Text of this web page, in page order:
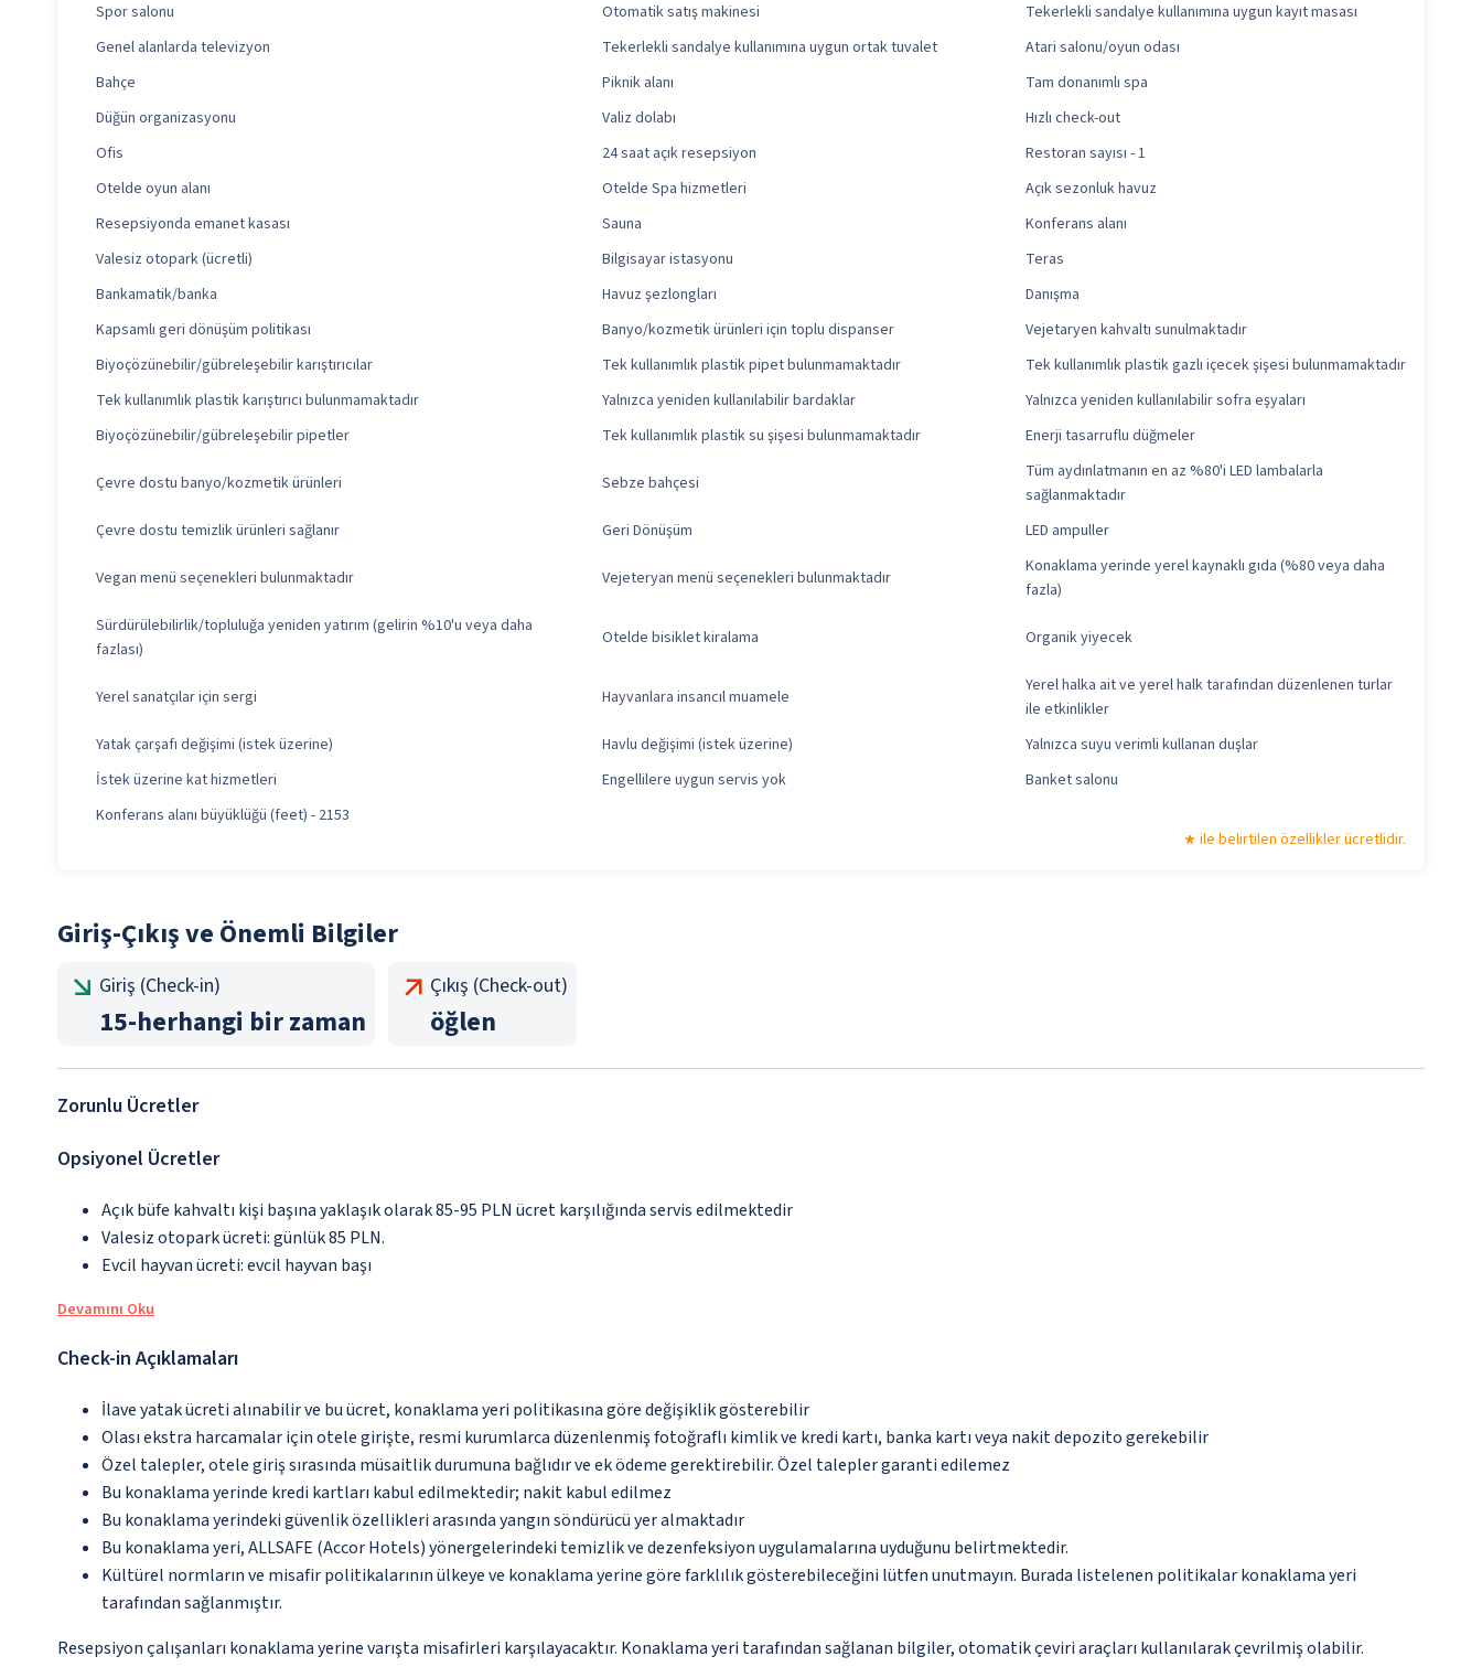
Spor salonu
Otomatik satış makinesi
Tekerlekli sandalye kullanımına uygun kayıt masası
Genel alanlarda televizyon
Tekerlekli sandalye kullanımına uygun ortak tuvalet
Atari salonu/oyun odası
Bahçe
Piknik alanı
Tam donanımlı spa
Düğün organizasyonu
Valiz dolabı
Hızlı check-out
Ofis
24 saat açık resepsiyon
Restoran sayısı - 1
Otelde oyun alanı
Otelde Spa hizmetleri
Açık sezonluk havuz
Resepsiyonda emanet kasası
Sauna
Konferans alanı
Valesiz otopark (ücretli)
Bilgisayar istasyonu
Teras
Bankamatik/banka
Havuz şezlongları
Danışma
Kapsamlı geri dönüşüm politikası
Banyo/kozmetik ürünleri için toplu dispanser
Vejetaryen kahvaltı sunulmaktadır
Biyoçözünebilir/gübreleşebilir karıştırıcılar
Tek kullanımlık plastik pipet bulunmamaktadır
Tek kullanımlık plastik gazlı içecek şişesi bulunmamaktadır
Tek kullanımlık plastik karıştırıcı bulunmamaktadır
Yalnızca yeniden kullanılabilir bardaklar
Yalnızca yeniden kullanılabilir sofra eşyaları
Biyoçözünebilir/gübreleşebilir pipetler
Tek kullanımlık plastik su şişesi bulunmamaktadır Enerji tasarruflu düğmeler
Çevre dostu banyo/kozmetik ürünleri Sebze bahçesi
Tüm aydınlatmanın en az %80'i LED lambalarla
sağlanmaktadır
Çevre dostu temizlik ürünleri sağlanır
Geri Dönüşüm LED ampuller
Vegan menü seçenekleri bulunmaktadır Vejeteryan menü seçenekleri bulunmaktadır
Konaklama yerinde yerel kaynaklı gıda (%80 veya daha
fazla)
Sürdürülebilirlik/topluluğa yeniden yatırım (gelirin %10'u veya daha
fazlası)
Otelde bisiklet kiralama Organik yiyecek
Yerel sanatçılar için sergi Hayvanlara insancıl muamele
Yerel halka ait ve yerel halk tarafından düzenlenen turlar
ile etkinlikler
Yatak çarşafı değişimi (istek üzerine)
Havlu değişimi (istek üzerine)
Yalnızca suyu verimli kullanan duşlar
İstek üzerine kat hizmetleri
Engellilere uygun servis yok
Banket salonu
Konferans alanı büyüklüğü (feet) - 2153
ile belirtilen özellikler ücretlidir.
Giriş-Çıkış ve Önemli Bilgiler
Giriş (Check-in)
15-herhangi bir zaman
Çıkış (Check-out)
öğlen
Zorunlu Ücretler
Opsiyonel Ücretler
Açık büfe kahvaltı kişi başına yaklaşık olarak 85-95 PLN ücret karşılığında servis edilmektedir
Valesiz otopark ücreti: günlük 85 PLN.
Evcil hayvan ücreti: evcil hayvan başı
Devamını Oku
Check-in Açıklamaları
İlave yatak ücreti alınabilir ve bu ücret, konaklama yeri politikasına göre değişiklik gösterebilir
Olası ekstra harcamalar için otele girişte, resmi kurumlarca düzenlenmiş fotoğraflı kimlik ve kredi kartı, banka kartı veya nakit depozito gerekebilir
Özel talepler, otele giriş sırasında müsaitlik durumuna bağlıdır ve ek ödeme gerektirebilir. Özel talepler garanti edilemez
Bu konaklama yerinde kredi kartları kabul edilmektedir; nakit kabul edilmez
Bu konaklama yerindeki güvenlik özellikleri arasında yangın söndürücü yer almaktadır
Bu konaklama yeri, ALLSAFE (Accor Hotels) yönergelerindeki temizlik ve dezenfeksiyon uygulamalarına uyduğunu belirtmektedir.
Kültürel normların ve misafir politikalarının ülkeye ve konaklama yerine göre farklılık gösterebileceğini lütfen unutmayın. Burada listelenen politikalar konaklama yeri
tarafından sağlanmıştır.
Resepsiyon çalışanları konaklama yerine varışta misafirleri karşılayacaktır. Konaklama yeri tarafından sağlanan bilgiler, otomatik çeviri araçları kullanılarak çevrilmiş olabilir.